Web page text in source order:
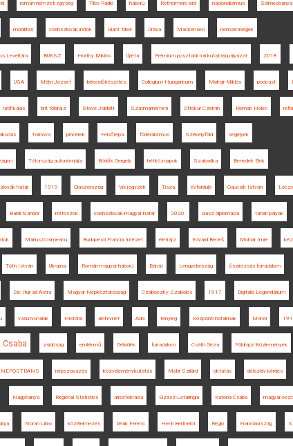
román nemzeti egység Tilos Rádió háború Rothermere lord nacionalizmus Selmecbánya
mobilitás csehszlovák iratok Glant Tibor Dráva Mackensen nemzetiségek
Levéltára BUKSZ Horthy Miklós Újléta Prémium posztdoktori kutatási pályázat 2018
USA Mélyi József békeelőkészítés Collegium Hungaricum Molnár Miklós podcast
ratifikálás brit földrajz Steve Jobbitt Szatmárnémeti Ottokar Czernin Roman Holec
Tornova pincérek Felsőrépa föderalizmus Székelyföld segélyek
Tótország autonómiája Bödők Gergely hétköznapok Szabadka Benedek Elek
határ 1919 Olaszország Vix-jegyzék Tisza évforduló Gaucsík István
Bárdi Nándor mítoszok csehszlovák-magyar határ 2020. olasz diplomácia tanári pályák
Marius Cosmeanu Budapesti Francia Intézet életrajz Edvard Beneš Molnár Imre
Tóth István Ukrajna Román-magyar háború Bánát Lengyelország őszirózsás forradalom
Sic Itur ad Astra Magyar Népköztársaság Czáboczky Szabolcs 1917 Digitális Legendárium
vasútvonalak História archívnet Ada tényleg Központi hatalmak Mohol
Csaba zsidóság emlékmű Délvidék forradalom Csáth Géza Földrajzi Közlemények
NEPOSTRANS népszavazás közvéleménykutatás Mohr Szilárd oktatás délszláv kérdés
Nagybánya Regional Statistics arisztokrácia Elzász-Lotaringia Katona Csaba magyar-
Noran Libro közélelmezés Deák Ferenc Henri Berthelot Regio Franciaország